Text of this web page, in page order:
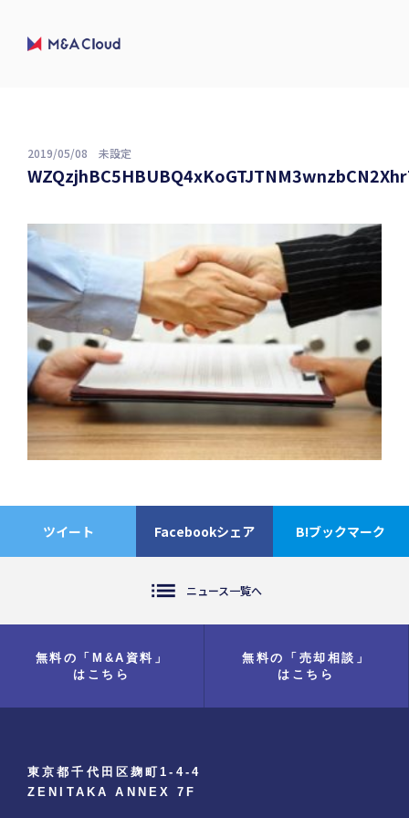
2019/05/08 未設定
ツイート Facebookシェア B!ブックマーク
list ニュース一覧へ
無料の「M&A資料」
はこちら
無料の「売却相談」
はこちら
東京都千代田区麹町1-4-4
ZENITAKA ANNEX 7F